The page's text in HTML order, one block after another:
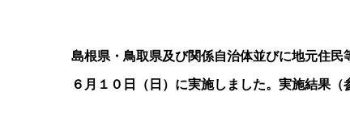
島根県・鳥取県及び関係自治体並びに地元住
６月１０日（日）に実施しました。実施結果（